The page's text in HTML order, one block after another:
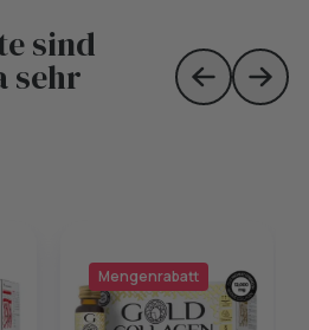
sind
sehr Skip toSkip
Mengenrabatt